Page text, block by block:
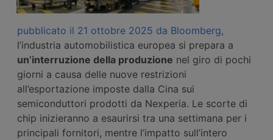
pubblicato il 21 ottobre 2025 da Bloomberg,
l’industria automobilistica europea si prepara a
un’interruzione della produzione nel giro di pochi
giorni a causa delle nuove restrizioni
all’esportazione imposte dalla Cina sui
semiconduttori prodotti da Nexperia. Le scorte di
chip inizieranno a esaurirsi tra una settimana per i
principali fornitori, mentre l’impatto sull’intero